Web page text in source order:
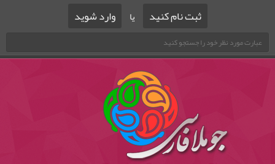
ثبت نام کنید یا وارد شوید